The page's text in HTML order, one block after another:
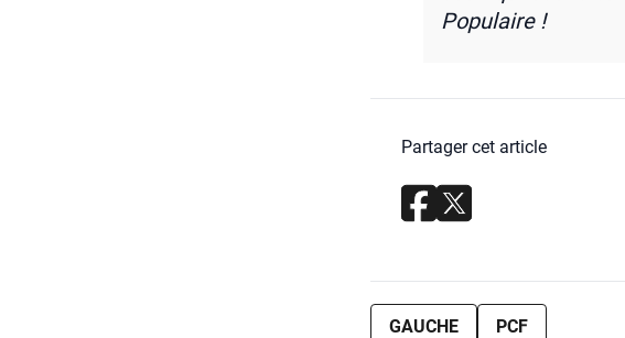
Popu­laire !
Partager cet article
GAUCHE PCF